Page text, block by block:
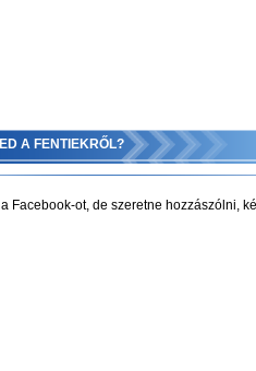
A FENTIEKRŐL?
Facebook-ot, de szeretne hozzászólni,